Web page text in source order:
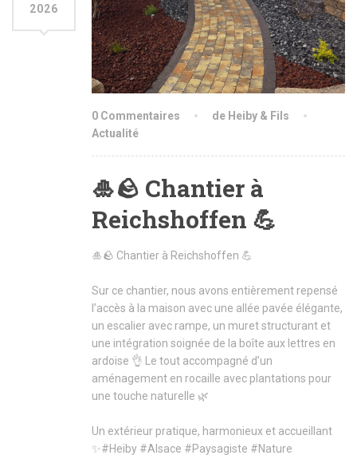
2026
0 Commentaires
de Heiby & Fils
Actualité
🎍🪨 Chantier à
Reichshoffen 💪
🎍🪨 Chantier à Reichshoffen 💪
Sur ce chantier, nous avons entièrement repensé
l’accès à la maison avec une allée pavée élégante,
un escalier avec rampe, un muret structurant et
une intégration soignée de la boîte aux lettres en
ardoise 👌 Le tout accompagné d’un
aménagement en rocaille avec plantations pour
une touche naturelle 🌿
Un extérieur pratique, harmonieux et accueillant
✨#Heiby #Alsace #Paysagiste #Nature